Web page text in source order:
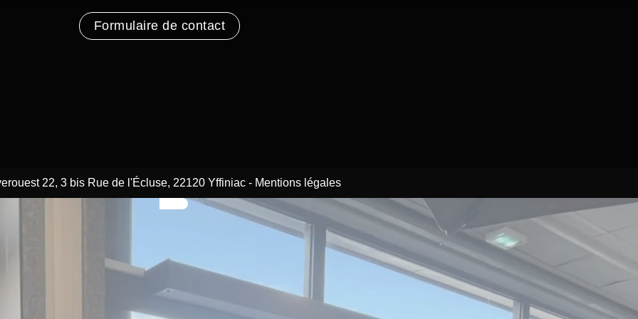
Formulaire de contact
22, 3 bis Rue de l'Écluse, 22120 Yffiniac - Mentions légales